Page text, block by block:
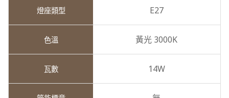
E27
黃光 3000K
14W